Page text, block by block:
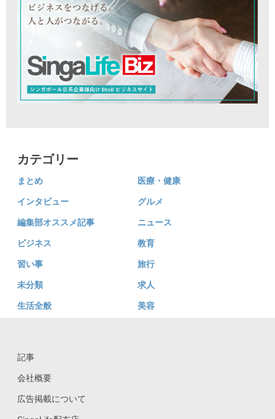
カテゴリー
まとめ 医療・健康
インタビュー グルメ
編集部オススメ記事 ニュース
ビジネス 教育
習い事 旅行
未分類 求人
生活全般 美容
記事
会社概要
広告掲載について